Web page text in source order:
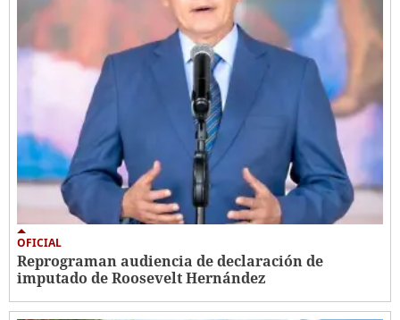
OFICIAL
Reprograman audiencia de declaración de
imputado de Roosevelt Hernández